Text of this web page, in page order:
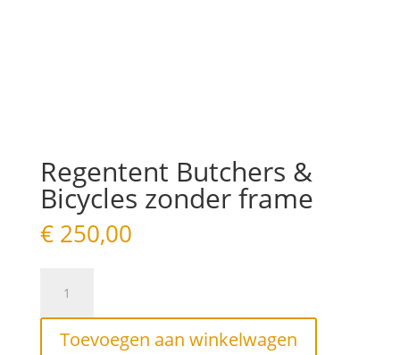
Regentent Butchers &
Bicycles zonder frame
€250,00
Butchers
&
Bicycles
Toevoegen aan winkelwagen